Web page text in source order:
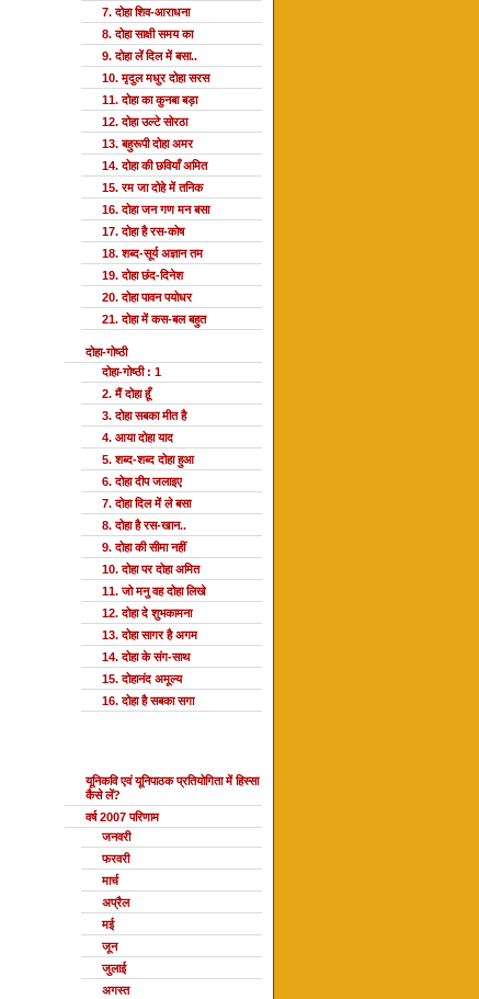
7. दोहा शिव-आराधना
8. दोहा साक्षी समय का
9. दोहा लें दिल में बसा..
10. मृदुल मधुर दोहा सरस
11. दोहा का कुनबा बड़ा
12. दोहा उल्टे सोरठा
13. बहुरूपी दोहा अमर
14. दोहा की छवियाँ अमित
15. रम जा दोहे में तनिक
16. दोहा जन गण मन बसा
17. दोहा है रस-कोष
18. शब्द-सूर्य अज्ञान तम
19. दोहा छंद-दिनेश
20. दोहा पावन पयोधर
21. दोहा में कस-बल बहुत
दोहा-गोष्ठी
दोहा-गोष्ठी : 1
2. मैं दोहा हूँ
3. दोहा सबका मीत है
4. आया दोहा याद
5. शब्द-शब्द दोहा हुआ
6. दोहा दीप जलाइए
7. दोहा दिल में ले बसा
8. दोहा है रस-खान..
9. दोहा की सीमा नहीं
10. दोहा पर दोहा अमित
11. जो मनु वह दोहा लिखे
12. दोहा दे शुभकामना
13. दोहा सागर है अगम
14. दोहा के संग-साथ
15. दोहानंद अमूल्य
16. दोहा है सबका सगा
यूनिकवि एवं यूनिपाठक प्रतियोगिता में हिस्सा
कैसे लें?
वर्ष 2007 परिणाम
जनवरी
फरवरी
मार्च
अप्रैल
मई
जून
जुलाई
अगस्त